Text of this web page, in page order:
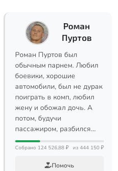
Роман
Пуртов
Роман Пуртов был
обычным парнем. Любил
боевики, хорошие
автомобили, был не дурак
поиграть в комп, любил
жену и обожал дочь. А
потом, будучи
пассажиром, разбился…
Собрано 124 526,88 ₽ из 444 150 ₽
Помочь